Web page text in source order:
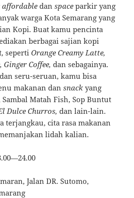
affordabledanspace parkir yang
warga Kota Semarang yang
Kopi. Buat kamu pencinta
berbagai sajian kopi
sepertiOrange Creamy Latte,
Coffee, dan sebagainya.
seru-seruan, kamu bisa
makanan dansnack yang
Matah Fish, Sop Buntut
Dulce Churros, dan lain-lain.
terjangkau, cita rasa makanan
lidah kalian.
Jalan DR. Sutomo,